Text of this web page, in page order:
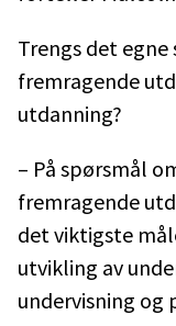
Trengs det
fremragende
utdanning?
– På spørsmål
fremragende
det viktigste
utvikling av
undervisning og